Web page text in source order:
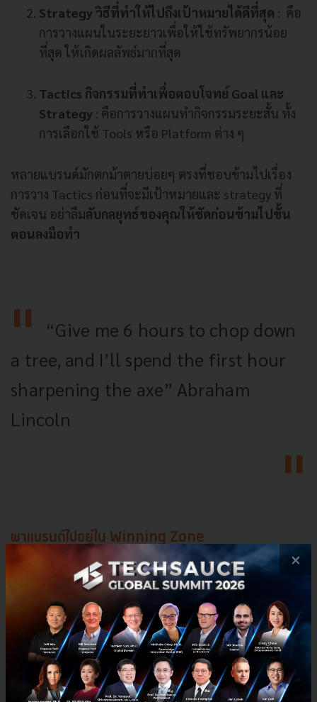
Strategy วิธีที่ทำให้ไปถึงเป้าหมายได้ดีที่สุด : คือ
การวางแผนในระยะยาวเพื่อให้ใช้ทรัพยากรน้อย
ที่สุด ให้เกิดผลลัพธ์มากที่สุด
Tactics กิจกรรมที่ทำเพื่อตอบโจทย์ Goal และ
Strategy : คือการวางแผนทำกิจกรรมระยะสั้น ทั้ง
การเลือกใช้ Tools หรือ Platform ต่าง ๆ
หลายแบรนด์มักตกม้าตายบ่อยๆ ตรงที่ชอบข้ามไปเรื่อง
การวาง Tactics ก่อนที่จะมีเป้าหมายและ strategy ที่
ชัดเจน อย่าลืมลับกลยุทธ์ของคุณให้ชัดก่อนข้ามไปขั้น
ตอนลงมือทำ
“Give me 6 hours to chop down
a tree, and I’ll spend the first hour
sharpening the axe” Abraham
Lincoln
พาแบรนด์ไปอยู่ใน Winning Zone
Strategy ที่ดีคือการหาจุดที่โดดเด่นกว่าคู่แข่งในตลาด
(Competitive Advantage) ซึ่งจะช่วยปูทางให้ทีมทั้งหมด
สื่อสารออกไปในทิศทางเดียวกันได้
×